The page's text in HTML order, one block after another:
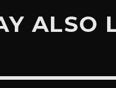
ALSO